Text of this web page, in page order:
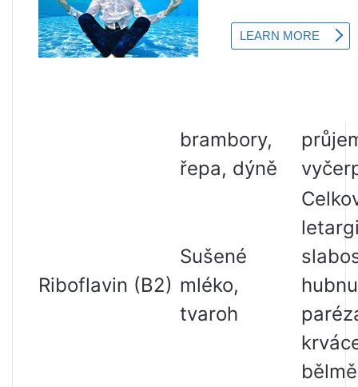
semínka,
hrášek,
brambory,
řepa, dýně
Riboflavin (B2)
Sušené
mléko,
tvaroh
bělmě